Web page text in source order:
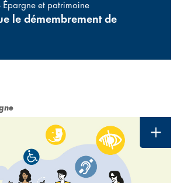
Épargne et patrimoine
le démembrement de